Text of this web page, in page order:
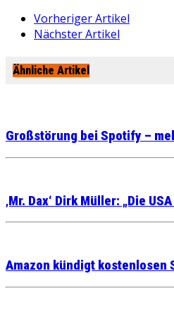
Vorheriger Artikel
Nächster Artikel
Ähnliche Artikel
Großstörung bei Spotify –
‚Mr. Dax‘ Dirk Müller: „Die
Amazon kündigt kostenlosen